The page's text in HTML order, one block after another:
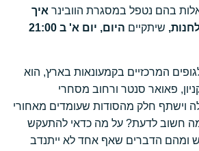
בהם נטפל במסגרת הוובינר איך
שיתקיים
היום, יום א' ב 21:00
המרכזיים בקמעונאות בארץ, הוא
פאואר סנטר ורחוב מסחרי
וישתף חלק מהסודות שעומדים מאחורי
חשוב לדעת? על מה כדאי להתעקש
ומהם הדברים שאף אחד לא ייתנדב